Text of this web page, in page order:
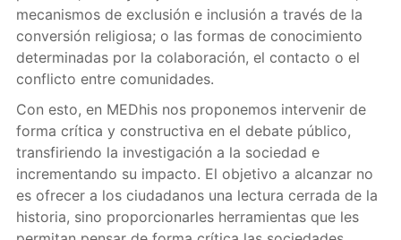
mecanismos de exclusión e inclusión a través de la
conversión religiosa; o las formas de conocimiento
determinadas por la colaboración, el contacto o el
conflicto entre comunidades.
Con esto, en MEDhis nos proponemos intervenir de
forma crítica y constructiva en el debate público,
transfiriendo la investigación a la sociedad e
incrementando su impacto. El objetivo a alcanzar no
es ofrecer a los ciudadanos una lectura cerrada de la
historia, sino proporcionarles herramientas que les